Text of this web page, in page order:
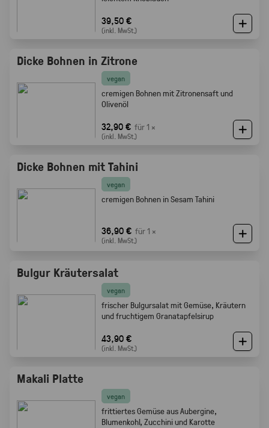
39,50 €
(inkl. MwSt.)
Dicke Bohnen in Zitrone
vegan
cremigen Bohnen mit Zitronensaft und
Olivenöl
32,90 € für 1 ×
(inkl. MwSt.)
Dicke Bohnen mit Tahini
vegan
cremigen Bohnen in Sesam Tahini
36,90 € für 1 ×
(inkl. MwSt.)
Bulgur Kräutersalat
vegan
frischer Bulgursalat mit Gemüse, Kräutern
und fruchtigem Granatapfelsirup
43,90 €
(inkl. MwSt.)
Makali Platte
vegan
frittiertes Gemüse aus Aubergine,
Blumenkohl, Zucchini und Karotte